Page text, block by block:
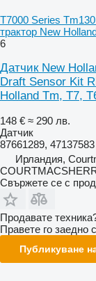
T7000 Series
трактор New
6
Датчик New
Draft Sensor Kit
Holland Tm, T7,
148 € ≈ 290 лв.
Датчик
87661289, 47137583
Ирландия,
Свържете се с
Продавате
Правете го заедно
Публикуване